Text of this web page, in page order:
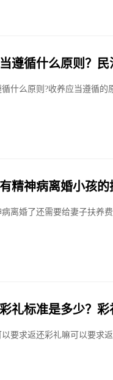
遵循什么原则？
什么原则?收养应当遵循
精神病离婚小孩
离婚了还需要给妻子扶养
礼标准是多少？
要求返还彩礼嘛可以要求